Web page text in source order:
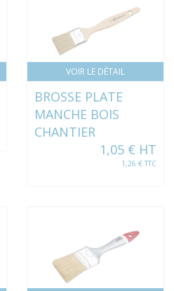
VOIR LE DÉTAIL
BROSSE PLATE
MANCHE BOIS
CHANTIER
1,05 € HT
1,26 € TTC